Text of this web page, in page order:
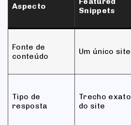
Aspecto
Snippets
Fonte de
conteúdo
Um único site
Tipo de
resposta
Trecho exato
do site